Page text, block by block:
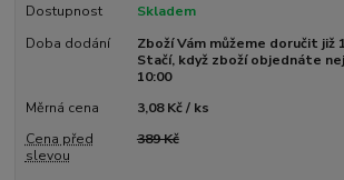
Dostupnost
Skladem
Doba dodání
Zboží Vám můžeme doručit již
Stačí, když zboží objednáte
10:00
Měrná cena
3,08 Kč / ks
Cena před
slevou
389 Kč